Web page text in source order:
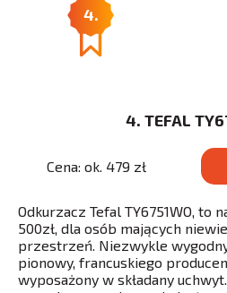
4.
4. TEFAL
Cena: ok. 479 zł
Odkurzacz Tefal TY6751WO, to
500zł, dla osób mających
przestrzeń. Niezwykle
pionowy, francuskiego
wyposażony w składany